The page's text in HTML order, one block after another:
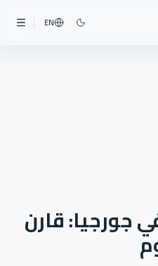
EN
جورجيا: قارن